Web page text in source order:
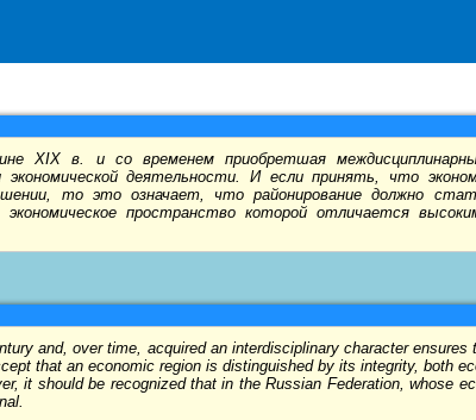
XIX в. и со временем приобретшая
деятельности. И если принять, что
то это означает, что районирование должно
пространство которой отличается
and, over time, acquired an interdisciplinary character
that an economic region is distinguished by its integrity, both
it should be recognized that in the Russian Federation, whose